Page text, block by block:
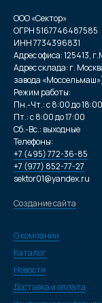
ООО «Сектор»
ОГРН 5167746487585
ИНН 7734396831
Адрес офиса: 125413,
Адрес склада: г.
завода
Режим работы:
Пн.-Чт.: с 8:00 до 18:00
Пт.: с 8:00 до 17:00
Сб.-Вс.: выходные
Телефоны:
+7 (495) 772-36-85
+7 (977) 852-77-27
sektor01@yandex.ru
Создание сайта
О компании
Каталог
Новости
Доставка и оплата